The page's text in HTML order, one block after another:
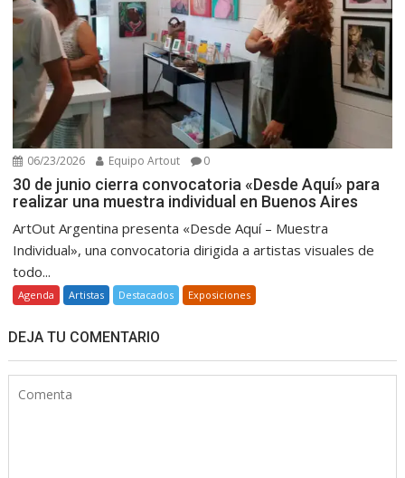
06/23/2026 Equipo Artout 0
30 de junio cierra convocatoria «Desde Aquí» para
realizar una muestra individual en Buenos Aires
ArtOut Argentina presenta «Desde Aquí – Muestra
Individual», una convocatoria dirigida a artistas visuales de
todo...
Agenda Artistas Destacados Exposiciones
DEJA TU COMENTARIO